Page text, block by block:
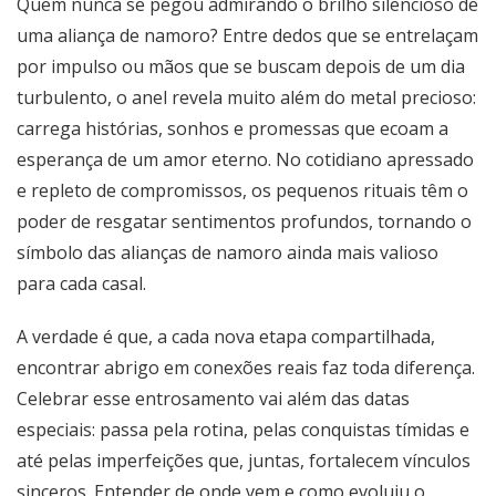
uma aliança de namoro? Entre dedos que se entrelaçam
por impulso ou mãos que se buscam depois de um dia
turbulento, o anel revela muito além do metal precioso:
carrega histórias, sonhos e promessas que ecoam a
esperança de um amor eterno. No cotidiano apressado
e repleto de compromissos, os pequenos rituais têm o
poder de resgatar sentimentos profundos, tornando o
símbolo das alianças de namoro ainda mais valioso
para cada casal.
A verdade é que, a cada nova etapa compartilhada,
encontrar abrigo em conexões reais faz toda diferença.
Celebrar esse entrosamento vai além das datas
especiais: passa pela rotina, pelas conquistas tímidas e
até pelas imperfeições que, juntas, fortalecem vínculos